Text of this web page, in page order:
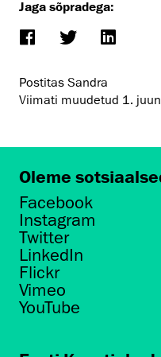
Jaga sõpradega:
Postitas Sandra
Viimati muudetud 1.
Oleme
Facebook
Instagram
Twitter
LinkedIn
Flickr
Vimeo
YouTube